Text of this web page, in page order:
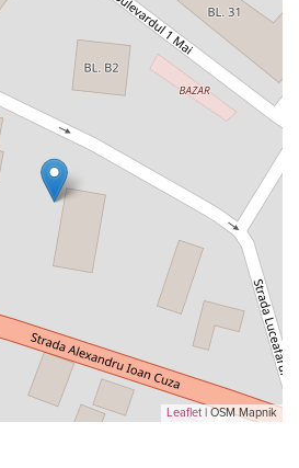
Leaflet | OSM Mapnik